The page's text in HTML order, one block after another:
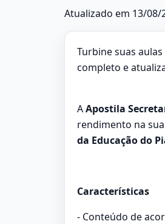
Atualizado em 13/08/
Turbine suas
completo e
AApostila
rendimento na
da Educação do
Características
- Conteúdo de